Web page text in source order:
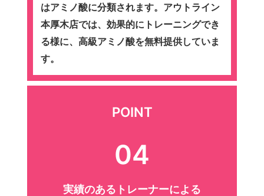
はアミノ酸に分類されます。アウトライン
本厚木店では、効果的にトレーニングでき
る様に、高級アミノ酸を無料提供していま
す。
POINT
04
実績のあるトレーナーによる